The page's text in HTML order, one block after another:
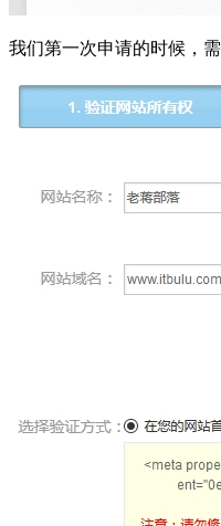
我们第一次申请的时候，